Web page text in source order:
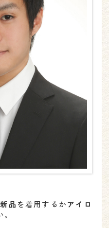
新品を着用するかアイロ